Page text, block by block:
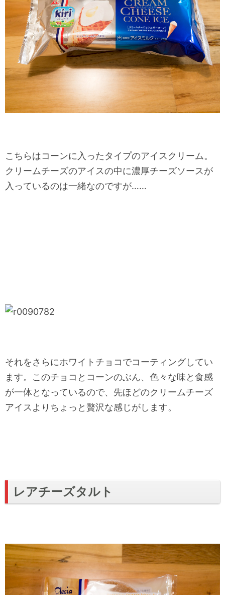
こちらはコーンに入ったタイプのアイスクリーム。
クリームチーズのアイスの中に濃厚チーズソースが
入っているのは一緒なのですが……
それをさらにホワイトチョコでコーティングしてい
ます。このチョコとコーンのぶん、色々な味と食感
が一体となっているので、先ほどのクリームチーズ
アイスよりちょっと贅沢な感じがします。
レアチーズタルト